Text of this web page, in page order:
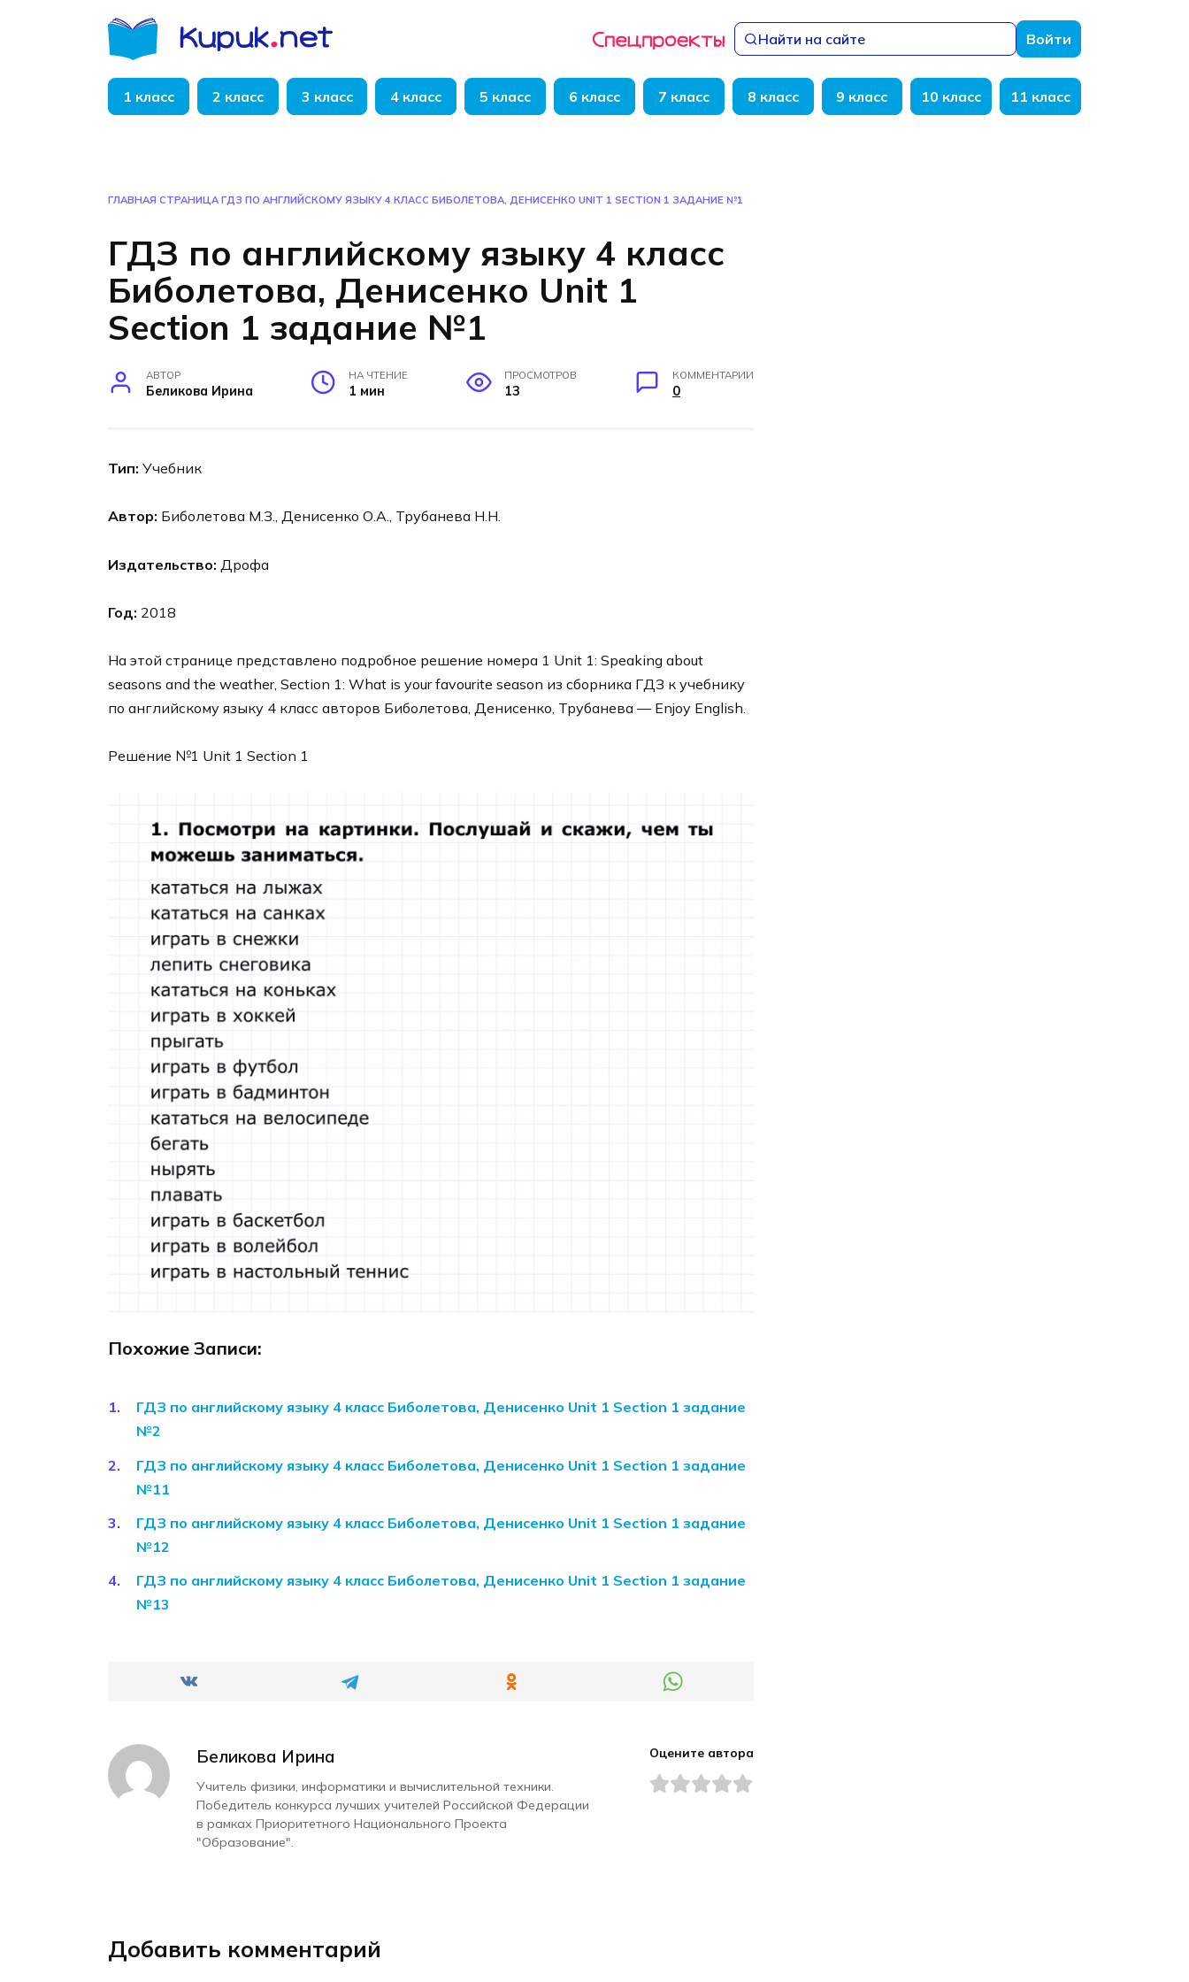
Найти на сайте Войти
1 класс 2 класс 3 класс 4 класс 5 класс 6 класс 7 класс 8 класс 9 класс 10 класс 11 класс
ГЛАВНАЯ СТРАНИЦА ГДЗ ПО АНГЛИЙСКОМУ ЯЗЫКУ 4 КЛАСС БИБОЛЕТОВА, ДЕНИСЕНКО UNIT 1 SECTION 1 ЗАДАНИЕ №1
ГДЗ по английскому языку 4 класс
Биболетова, Денисенко Unit 1
Section 1 задание №1
АВТОР
Беликова Ирина
НА ЧТЕНИЕ
1 мин
ПРОСМОТРОВ
13
КОММЕНТАРИИ
0
Тип: Учебник
Автор: Биболетова М.З., Денисенко О.А., Трубанева Н.Н.
Издательство: Дрофа
Год: 2018
На этой странице представлено подробное решение номера 1 Unit 1: Speaking about
seasons and the weather, Section 1: What is your favourite season из сборника ГДЗ к учебнику
по английскому языку 4 класс авторов Биболетова, Денисенко, Трубанева — Enjoy English.
Решение №1 Unit 1 Section 1
Похожие Записи:
ГДЗ по английскому языку 4 класс Биболетова, Денисенко Unit 1 Section 1 задание
№2
ГДЗ по английскому языку 4 класс Биболетова, Денисенко Unit 1 Section 1 задание
№11
ГДЗ по английскому языку 4 класс Биболетова, Денисенко Unit 1 Section 1 задание
№12
ГДЗ по английскому языку 4 класс Биболетова, Денисенко Unit 1 Section 1 задание
№13
Беликова Ирина
Учитель физики, информатики и вычислительной техники.
Победитель конкурса лучших учителей Российской Федерации
в рамках Приоритетного Национального Проекта
"Образование".
Оцените автора
Добавить комментарий